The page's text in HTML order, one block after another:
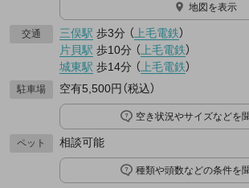
地図を表示
交通 三俣駅 歩3分 （ 上毛電鉄）
片貝駅 歩10分 （ 上毛電鉄）
城東駅 歩14分 （ 上毛電鉄）
駐車場 空有5,500円（税込）
空き状況やサイズなどを
ペット 相談可能
種類や頭数などの条件を